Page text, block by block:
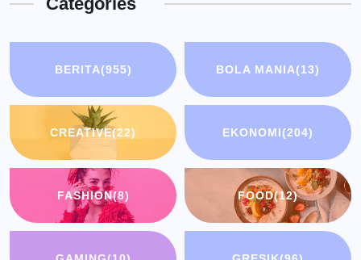
BERITA(955) BOLA MANIA(13)
CREATIVE(22) EKONOMI(204)
FASHION(8) FOOD(12)